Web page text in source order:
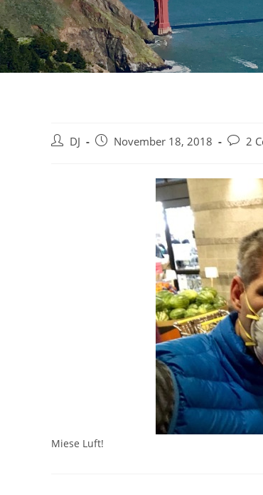
Beitrags-
DJ
BeitragNovember 18, 2018 2
Miese Luft!